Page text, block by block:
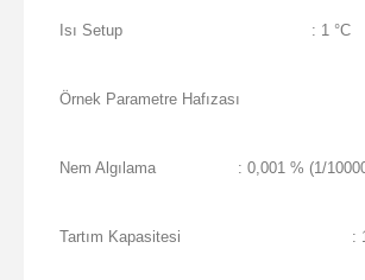
Isı Setup : 1 °C
Örnek Parametre Hafızası
Nem Algılama : 0,001 % (1/
Tartım Kapasitesi :